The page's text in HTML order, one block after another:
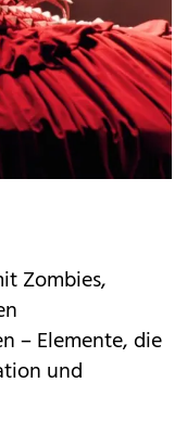
Zombies,
– Elemente, die
und